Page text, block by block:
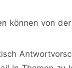
können von